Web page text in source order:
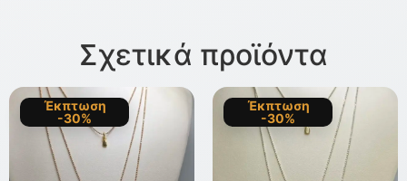
Σχετικά προϊόντα
Έκπτωση
-30%
Έκπτωση
-30%